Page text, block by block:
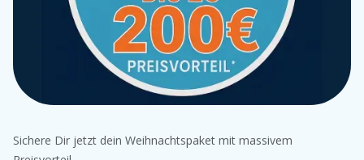
Sichere Dir jetzt dein Weihnachtspaket mit massivem